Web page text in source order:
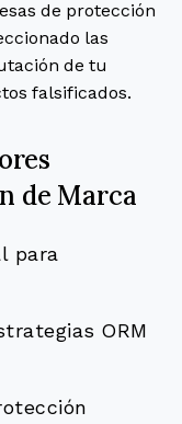
de protección
las
de tu
falsificados.
de Marca
para
ORM